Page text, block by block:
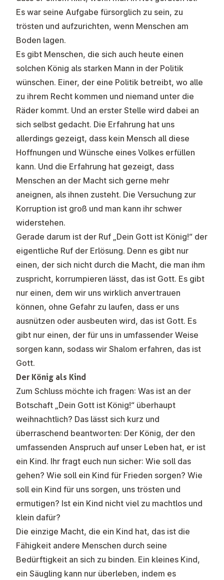
Es war seine Aufgabe fürsorglich zu sein, zu
trösten und aufzurichten, wenn Menschen am
Boden lagen.
Es gibt Menschen, die sich auch heute einen
solchen König als starken Mann in der Politik
wünschen. Einer, der eine Politik betreibt, wo alle
zu ihrem Recht kommen und niemand unter die
Räder kommt. Und an erster Stelle wird dabei an
sich selbst gedacht. Die Erfahrung hat uns
allerdings gezeigt, dass kein Mensch all diese
Hoffnungen und Wünsche eines Volkes erfüllen
kann. Und die Erfahrung hat gezeigt, dass
Menschen an der Macht sich gerne mehr
aneignen, als ihnen zusteht. Die Versuchung zur
Korruption ist groß und man kann ihr schwer
widerstehen.
Gerade darum ist der Ruf „Dein Gott ist König!“ der
eigentliche Ruf der Erlösung. Denn es gibt nur
einen, der sich nicht durch die Macht, die man ihm
zuspricht, korrumpieren lässt, das ist Gott. Es gibt
nur einen, dem wir uns wirklich anvertrauen
können, ohne Gefahr zu laufen, dass er uns
ausnützen oder ausbeuten wird, das ist Gott. Es
gibt nur einen, der für uns in umfassender Weise
sorgen kann, sodass wir Shalom erfahren, das ist
Gott.
Der König als Kind
Zum Schluss möchte ich fragen: Was ist an der
Botschaft „Dein Gott ist König!“ überhaupt
weihnachtlich? Das lässt sich kurz und
überraschend beantworten: Der König, der den
umfassenden Anspruch auf unser Leben hat, er ist
ein Kind. Ihr fragt euch nun sicher: Wie soll das
gehen? Wie soll ein Kind für Frieden sorgen? Wie
soll ein Kind für uns sorgen, uns trösten und
ermutigen? Ist ein Kind nicht viel zu machtlos und
klein dafür?
Die einzige Macht, die ein Kind hat, das ist die
Fähigkeit andere Menschen durch seine
Bedürftigkeit an sich zu binden. Ein kleines Kind,
ein Säugling kann nur überleben, indem es